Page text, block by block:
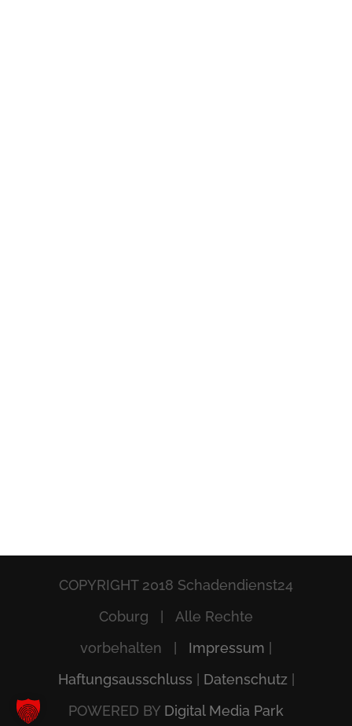
COPYRIGHT 2018 Schadendienst24
Coburg | Alle Rechte
vorbehalten | Impressum
Haftungsausschluss
Datenschutz|
POWERED BY Digital Media Park